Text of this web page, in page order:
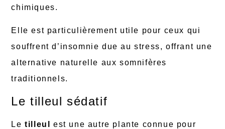
chimiques.
Elle est particulièrement utile pour ceux qui
souffrent d’insomnie due au stress, offrant une
alternative naturelle aux somnifères
traditionnels.
Le tilleul sédatif
Letilleul
est une autre plante connue pour